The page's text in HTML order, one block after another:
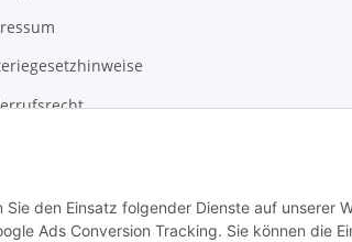
den Einsatz folgender Dienste auf unserer
Ads Conversion Tracking. Sie können die